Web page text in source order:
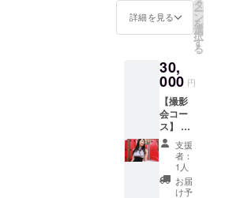
招待券
・現地
のお土
茶会…
日時は
後日決
定しま
す。仙
台市内
にて開
催予
定。ミ
スコン
のこ
詳細を見る
タ
ー
ン
を
選
択
す
る
30,
000 円
【撮影
会コー
ス】 ☆
阿部遥
奈を撮
影して
みたい
方へ☆
支援
者：
1人
お届
け予